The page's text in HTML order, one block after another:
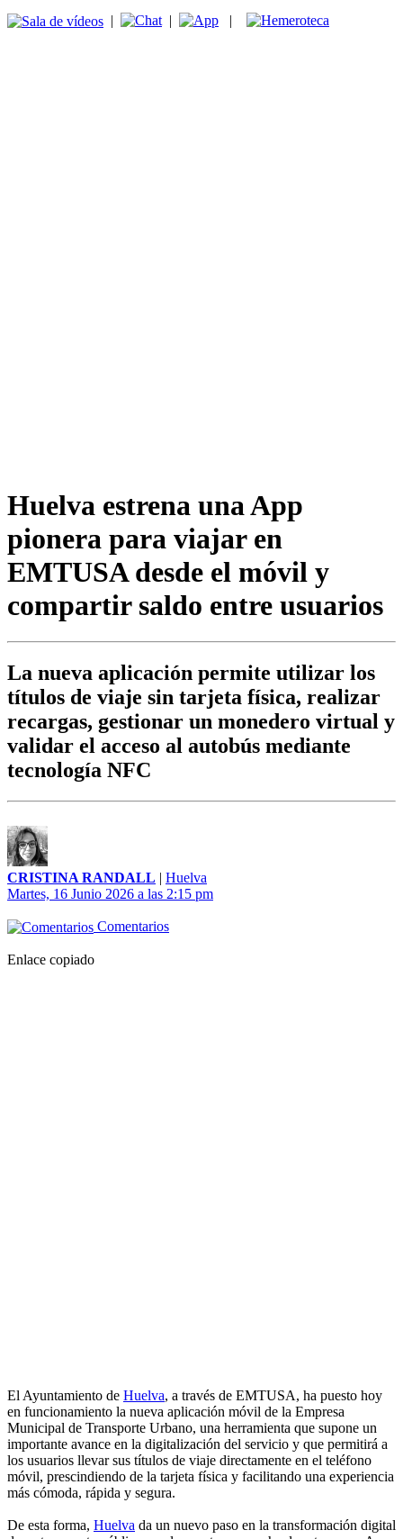
| | |
Huelva estrena una App
pionera para viajar en
EMTUSA desde el móvil y
compartir saldo entre usuarios
La nueva aplicación permite utilizar los
títulos de viaje sin tarjeta física, realizar
recargas, gestionar un monedero virtual y
validar el acceso al autobús mediante
tecnología NFC
CRISTINA RANDALL | Huelva
Martes, 16 Junio 2026 a las 2:15 pm
Comentarios
Enlace copiado
El Ayuntamiento de Huelva, a través de EMTUSA, ha puesto hoy
en funcionamiento la nueva aplicación móvil de la Empresa
Municipal de Transporte Urbano, una herramienta que supone un
importante avance en la digitalización del servicio y que permitirá a
los usuarios llevar sus títulos de viaje directamente en el teléfono
móvil, prescindiendo de la tarjeta física y facilitando una experiencia
más cómoda, rápida y segura.
De esta forma, Huelva da un nuevo paso en la transformación digital